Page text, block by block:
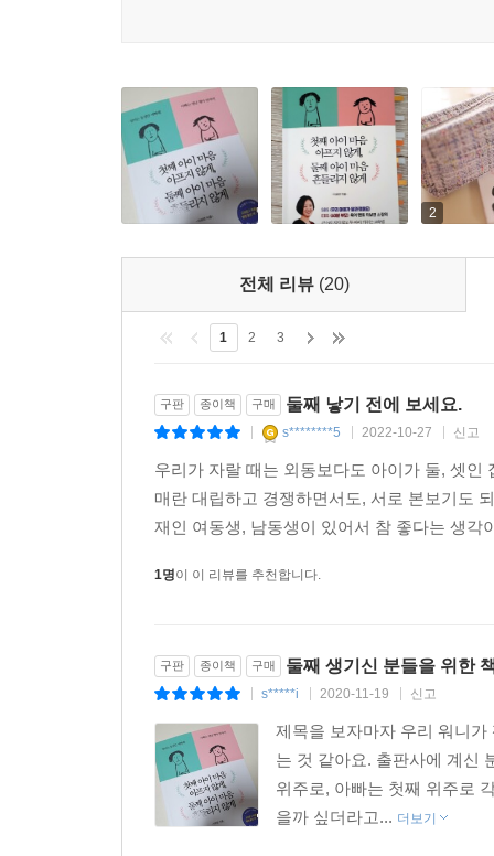
않게, 둘째 아이 마음 흔들리지 않게》를 통해 두
아이에게 꼭 맞는 사랑과 둘째 아이에게 필요
태어나자마자 앞선 경쟁자를 마주한 둘째 아이
갈등 상황을 두 아이의 유대감으로 발전시키는
고유한 정체성과 자존감을 잃지 않도록 돕는
주고받는다. 이를 바탕으로 공감 능력과 수용
중심을 잘 잡지 못하면 자칫 아이의 다양한 능력
부모들은 아이들 모두에게 똑같이 대하는 것이
그 길잡이가 되어줄 것이다.
각자의 위치에서 충분히 사랑받고 있음을 느낀
우애 좋은 사이로 발전할 것이다. 아이들은 싸
자존감을 방해한다. 이런 경험은 어른이 된 뒤
장점을 발전시키고 사회성을 발휘할 수 있다.
곧바로 적용할 수 있을 정도로 효용성이 높다.
2
전체 리뷰 (20)
1 2 3
구판 종이책 구매 둘째 낳기 전에 보세요.
s********5 2022-10-27 신고
우리가 자랄 때는 외동보다도 아이가 둘, 셋
매란 대립하고 경쟁하면서도, 서로 본보기도
재인 여동생, 남동생이 있어서 참 좋다는 생
1명이 이 리뷰를 추천합니다.
구판 종이책 구매 둘째 생기신 분들을 위한
s*****i 2020-11-19 신고
제목을 보자마자 우리 워니
는 것 같아요. 출판사에 계신
위주로, 아빠는 첫째 위주로
을까 싶더라고... 더보기